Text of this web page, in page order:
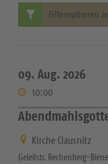
09. Aug. 2026
10:00
Kirche Clausnitz
Geleitstr. Rechenberg-
Filteroptionen